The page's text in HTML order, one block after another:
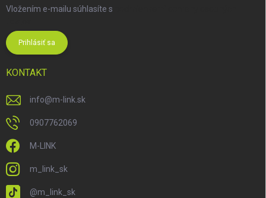
Vložením e-mailu súhlasíte s
Prihlásiť sa
KONTAKT
info@m-link.sk
0907762069
M-LINK
m_link_sk
@m_link_sk